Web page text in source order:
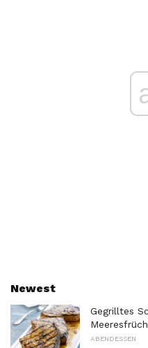
Newest
Gegrilltes
ABENDESSEN